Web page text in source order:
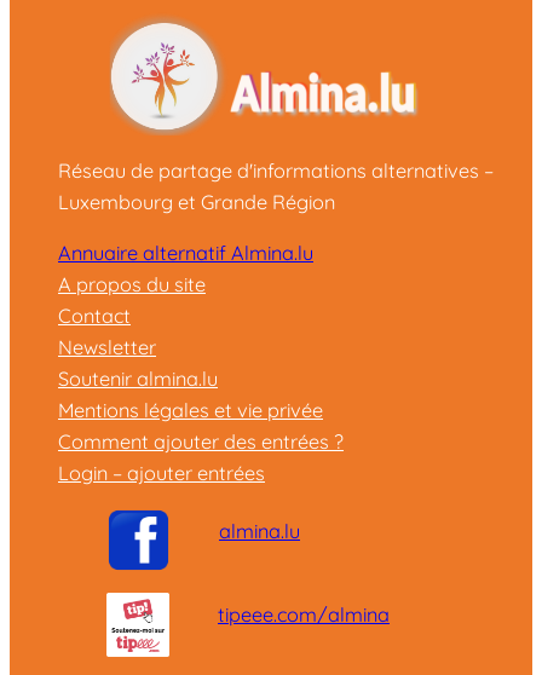
Réseau de partage d'informations alternatives –
Luxembourg et Grande Région
Annuaire alternatif Almina.lu
A propos du site
Contact
Newsletter
Soutenir almina.lu
Mentions légales et vie privée
Comment ajouter des entrées ?
Login – ajouter entrées
almina.lu
tipeee.com/almina